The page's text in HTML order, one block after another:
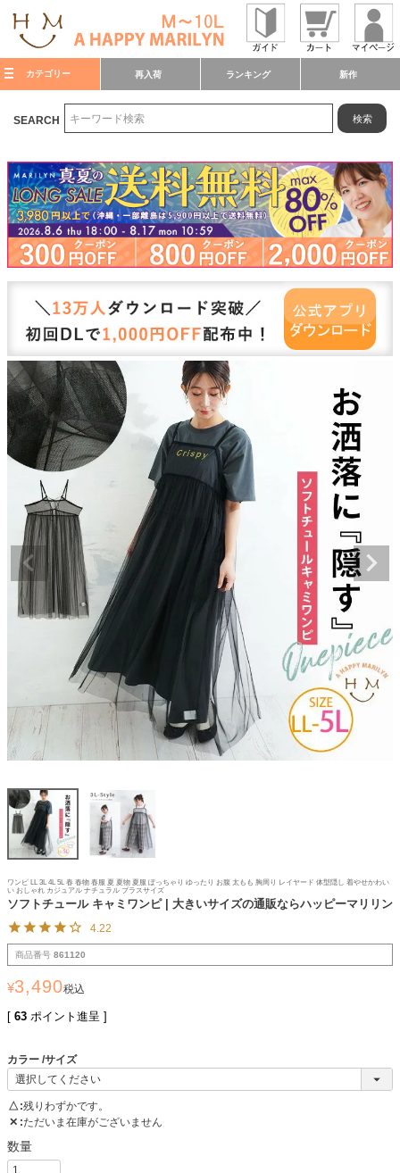
カテゴリー 再入荷 ランキング 新作
SEARCH 検索
ワンピ LL 3L 4L 5L 春 春物 春服 夏 夏物 夏服 ぽっちゃり ゆったり お腹 太もも 胸周り レイヤード 体型隠し 着やせかわい
い おしゃれ カジュアル ナチュラル プラスサイズ
ソフトチュール キャミワンピ | 大きいサイズの通販ならハッピーマリリン
4.22
商品番号 861120
¥3,490税込
[ 63 ポイント進呈 ]
カラー サイズ
△ 残りわずかです。
✕ ただいま在庫がございません